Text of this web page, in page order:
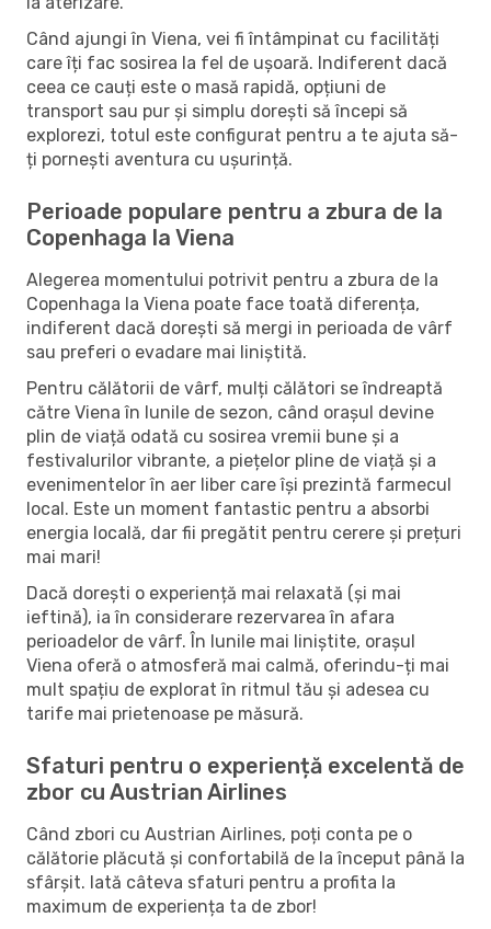
Când ajungi în Viena, vei fi întâmpinat cu facilități
care îți fac sosirea la fel de ușoară. Indiferent dacă
ceea ce cauți este o masă rapidă, opțiuni de
transport sau pur și simplu dorești să începi să
explorezi, totul este configurat pentru a te ajuta să-
ți pornești aventura cu ușurință.
Perioade populare pentru a zbura de la
Copenhaga la Viena
Alegerea momentului potrivit pentru a zbura de la
Copenhaga la Viena poate face toată diferența,
indiferent dacă dorești să mergi in perioada de vârf
sau preferi o evadare mai liniștită.
Pentru călătorii de vârf, mulți călători se îndreaptă
către Viena în lunile de sezon, când orașul devine
plin de viață odată cu sosirea vremii bune și a
festivalurilor vibrante, a piețelor pline de viață și a
evenimentelor în aer liber care își prezintă farmecul
local. Este un moment fantastic pentru a absorbi
energia locală, dar fii pregătit pentru cerere și prețuri
mai mari!
Dacă dorești o experiență mai relaxată (și mai
ieftină), ia în considerare rezervarea în afara
perioadelor de vârf. În lunile mai liniștite, orașul
Viena oferă o atmosferă mai calmă, oferindu-ți mai
mult spațiu de explorat în ritmul tău și adesea cu
tarife mai prietenoase pe măsură.
Sfaturi pentru o experiență excelentă de
zbor cu Austrian Airlines
Când zbori cu Austrian Airlines, poți conta pe o
călătorie plăcută și confortabilă de la început până la
sfârșit. Iată câteva sfaturi pentru a profita la
maximum de experiența ta de zbor!